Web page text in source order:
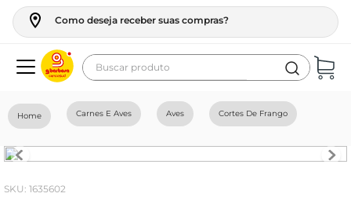
Como deseja receber suas compras?
Buscar produto
Carnes E Aves Aves Cortes De Frango
: 1635602
geladeira
fogao